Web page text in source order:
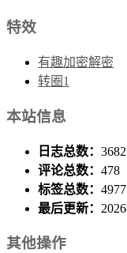
特效
有趣加密解密
转圈1
本站信息
日志总数： 3682
评论总数： 478
标签总数： 4977
最后更新：
其他操作